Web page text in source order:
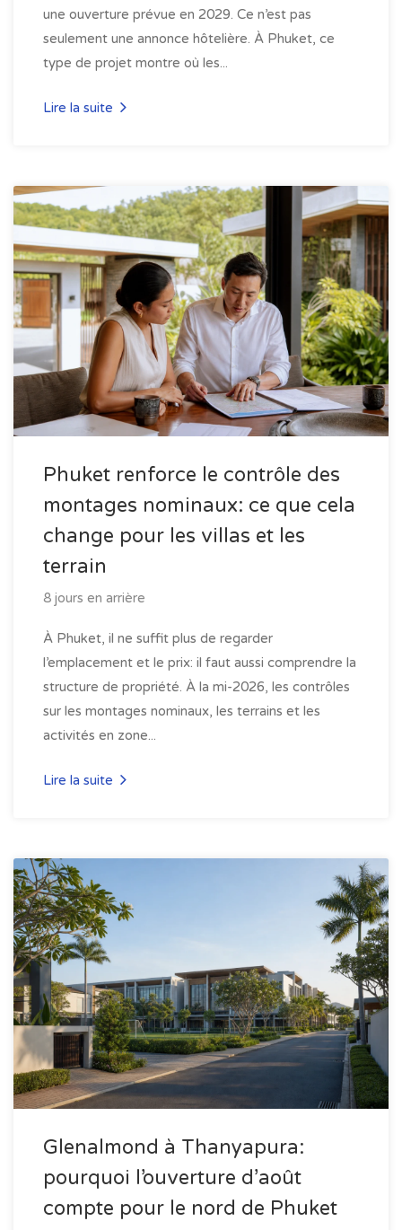
une ouverture prévue en 2029. Ce n’est pas
seulement une annonce hôtelière. À Phuket, ce
type de projet montre où les...
Lire la suite
Phuket renforce le contrôle des
montages nominaux: ce que cela
change pour les villas et les
terrain
8 jours en arrière
À Phuket, il ne suffit plus de regarder
l’emplacement et le prix: il faut aussi comprendre la
structure de propriété. À la mi-2026, les contrôles
sur les montages nominaux, les terrains et les
activités en zone...
Lire la suite
Glenalmond à Thanyapura:
pourquoi l’ouverture d’août
compte pour le nord de Phuket